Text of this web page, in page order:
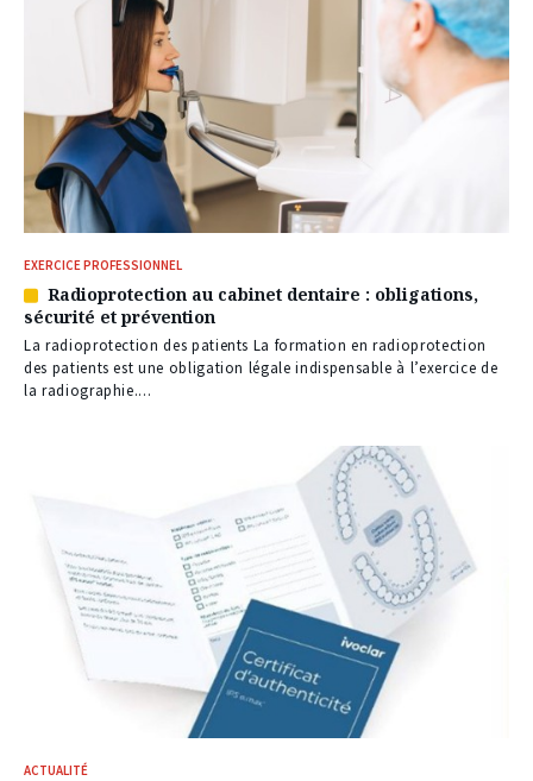
EXERCICE PROFESSIONNEL
Article
réservé
à
nos
abonnés
Radioprotection au cabinet dentaire : obligations,
sécurité et prévention
La radioprotection des patients La formation en radioprotection
des patients est une obligation légale indispensable à l’exercice de
la radiographie....
ACTUALITÉ